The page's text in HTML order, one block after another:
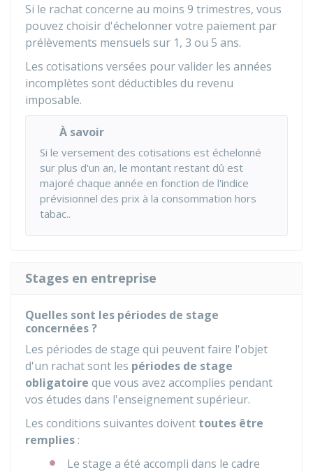
Si le rachat concerne au moins 9 trimestres, vous
pouvez choisir d'échelonner votre paiement par
prélèvements mensuels sur 1, 3 ou 5 ans.
Les cotisations versées pour valider les années
incomplètes sont déductibles du revenu
imposable.
À savoir
Si le versement des cotisations est échelonné
sur plus d'un an, le montant restant dû est
majoré chaque année en fonction de l'indice
prévisionnel des prix à la consommation hors
tabac..
Stages en entreprise
Quelles sont les périodes de stage
concernées ?
Les périodes de stage qui peuvent faire l'objet
d'un rachat sont les périodes de stage
obligatoire que vous avez accomplies pendant
vos études dans l'enseignement supérieur.
Les conditions suivantes doivent toutes être
remplies :
Le stage a été accompli dans le cadre